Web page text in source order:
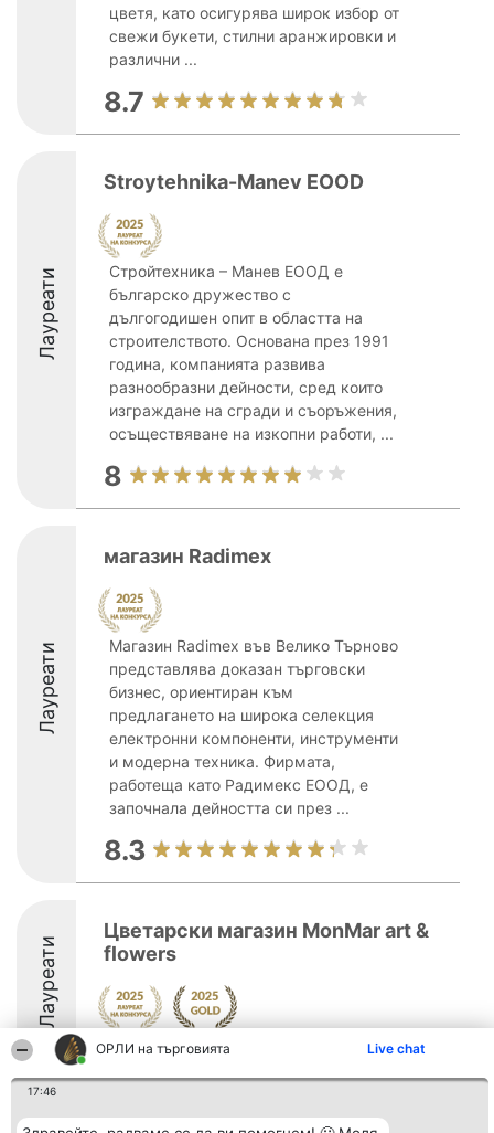
ОРЛИ на търговията Live chat
17:46
цветя, като осигурява широк избор от
свежи букети, стилни аранжировки и
различни ...
8.7
Лауреати
Stroytehnika-Manev EOOD
Стройтехника – Манев ЕООД е
българско дружество с
дългогодишен опит в областта на
строителството. Основана през 1991
година, компанията развива
разнообразни дейности, сред които
изграждане на сгради и съоръжения,
осъществяване на изкопни работи, ...
8
Лауреати
магазин Radimex
Магазин Radimex във Велико Търново
представлява доказан търговски
бизнес, ориентиран към
предлагането на широка селекция
електронни компоненти, инструменти
и модерна техника. Фирмата,
работеща като Радимекс ЕООД, е
започнала дейността си през ...
8.3
Лауреати
Цветарски магазин MonMar art &
flowers
9